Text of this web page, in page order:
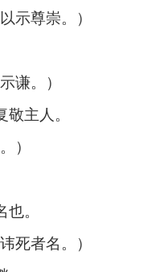
示尊崇。）
谦。）
敬主人。
）
也。
死者名。）